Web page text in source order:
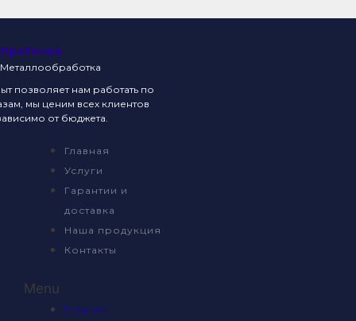
ПроТочка
Металлообработка
позволяет нам работать по
мы ценим всех клиентов
от бюджета.
Главная
Услуги
Гарантии и
доставка
Наша продукция
Контакты
Menu
Главная